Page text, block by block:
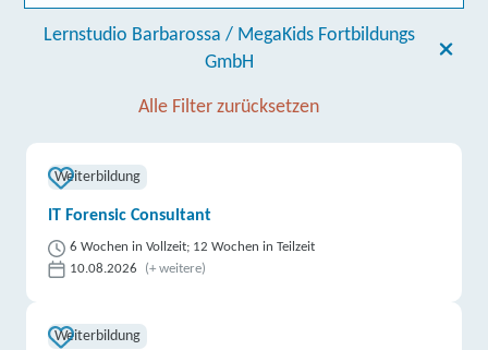
Lernstudio Barbarossa / MegaKids Fortbildungs
GmbH
Alle Filter zurücksetzen
Weiterbildung
IT Forensic Consultant
6 Wochen in Vollzeit; 12 Wochen in Teilzeit
10.08.2026
(+ weitere)
Weiterbildung